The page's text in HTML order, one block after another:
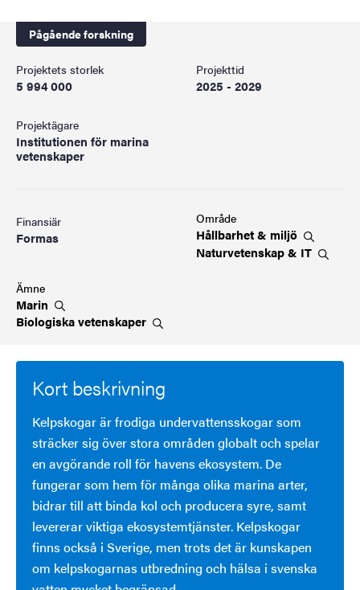
Pågående forskning
Projektets storlek
5 994 000
Projekttid
2025 - 2029
Projektägare
Institutionen för marina
vetenskaper
Finansiär
Formas
Område
Hållbarhet & miljö
Naturvetenskap & IT
Ämne
Marin
Biologiskavetenskaper
Kort beskrivning
Kelpskogar är frodiga undervattensskogar som
sträcker sig över stora områden globalt och spelar
en avgörande roll för havens ekosystem. De
fungerar som hem för många olika marina arter,
bidrar till att binda kol och producera syre, samt
levererar viktiga ekosystemtjänster. Kelpskogar
finns också i Sverige, men trots det är kunskapen
om kelpskogarnas utbredning och hälsa i svenska